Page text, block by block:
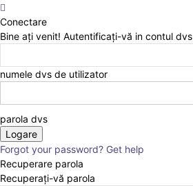
Conectare
Bine ați venit! Autentificați-vă in contul dvs
numele dvs de utilizator
parola dvs
Forgot your password? Get help
Recuperare parola
Recuperați-vă parola